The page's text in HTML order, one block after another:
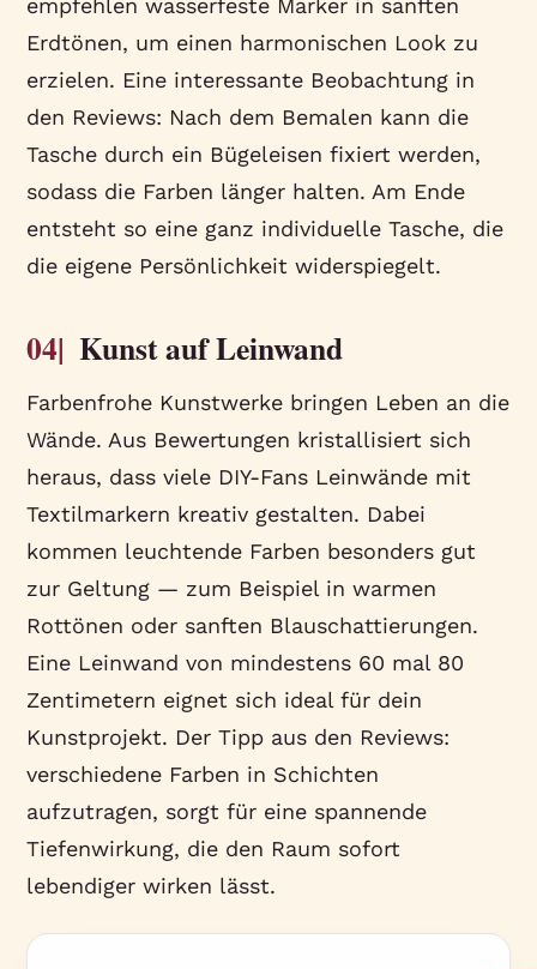
empfehlen wasserfeste Marker in sanften
Erdtönen, um einen harmonischen Look zu
erzielen. Eine interessante Beobachtung in
den Reviews: Nach dem Bemalen kann die
Tasche durch ein Bügeleisen fixiert werden,
sodass die Farben länger halten. Am Ende
entsteht so eine ganz individuelle Tasche, die
die eigene Persönlichkeit widerspiegelt.
04| Kunst auf Leinwand
Farbenfrohe Kunstwerke bringen Leben an die
Wände. Aus Bewertungen kristallisiert sich
heraus, dass viele DIY-Fans Leinwände mit
Textilmarkern kreativ gestalten. Dabei
kommen leuchtende Farben besonders gut
zur Geltung — zum Beispiel in warmen
Rottönen oder sanften Blauschattierungen.
Eine Leinwand von mindestens 60 mal 80
Zentimetern eignet sich ideal für dein
Kunstprojekt. Der Tipp aus den Reviews:
verschiedene Farben in Schichten
aufzutragen, sorgt für eine spannende
Tiefenwirkung, die den Raum sofort
lebendiger wirken lässt.